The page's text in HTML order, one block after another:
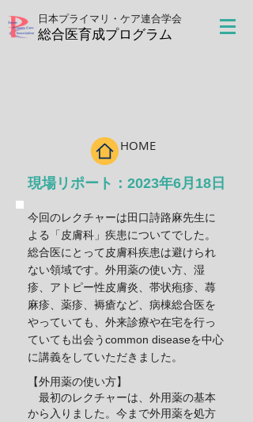
​総合医育成プログラム
日本プライマリ・ケア連合学会
HOME
​現場リポート：2023年6月18日
今回のレクチャーは田口詩路麻先生に
よる「皮膚科」疾患についてでした。
総合医にとって皮膚科疾患は避けられ
ない領域です。外用薬の使い方、湿
疹、アトピー性皮膚炎、帯状疱疹、蕁
麻疹、薬疹、褥瘡など、病棟総合医を
やっていても、外来診療や在宅を行っ
ていても出会うcommon diseaseを中心
に講義をしていただきました。
【外用薬の使い方】
最初のレクチャーは、外用薬の基本
から入りました。今まで外用薬を処方